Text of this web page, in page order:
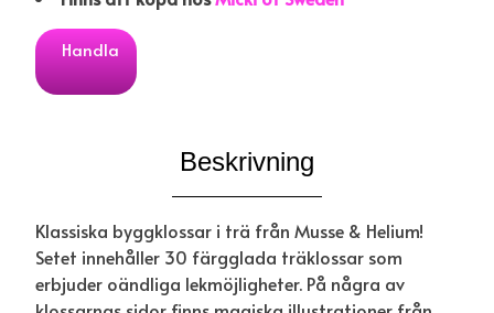
Handla
Beskrivning
Klassiska byggklossar i trä från Musse & Helium!
Setet innehåller 30 färgglada träklossar som
erbjuder oändliga lekmöjligheter. På några av